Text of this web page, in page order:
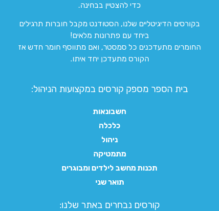
כדי להצטיין בבחינה.
בקורסים הדיגיטליים שלנו, הסטודנט מקבל חוברות תרגילים
ביחד עם פתרונות מלאים!
החומרים מתעדכנים כל סמסטר, ואם מתווסף חומר חדש אז
הקורס מתעדכן יחד איתו.
בית הספר מספק קורסים במקצועות הניהול:
חשבונאות
כלכלה
ניהול
מתמטיקה
תכנות מחשב לילדים ומבוגרים
תואר שני
קורסים נבחרים באתר שלנו:​